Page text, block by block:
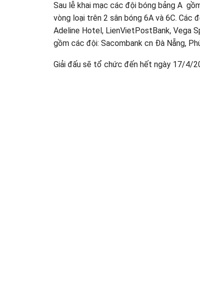
Sau lễ khai mạc các đội bóng bảng A
vòng loại trên 2 sân bóng 6A và 6C. Các
Adeline Hotel, LienVietPostBank, Vega
gồm các đội: Sacombank cn Đà Nẵng,
Giải đấu sẽ tổ chức đến hết ngày 17/4/